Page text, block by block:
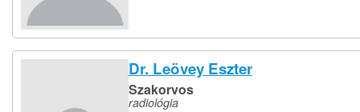
Dr. Leövey Eszter
Szakorvos
radiológia